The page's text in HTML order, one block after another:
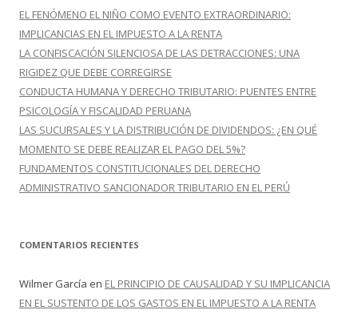
r
:
EL FENÓMENO EL NIÑO COMO EVENTO EXTRAORDINARIO:
IMPLICANCIAS EN EL IMPUESTO A LA RENTA
LA CONFISCACIÓN SILENCIOSA DE LAS DETRACCIONES: UNA
RIGIDEZ QUE DEBE CORREGIRSE
CONDUCTA HUMANA Y DERECHO TRIBUTARIO: PUENTES ENTRE
PSICOLOGÍA Y FISCALIDAD PERUANA
LAS SUCURSALES Y LA DISTRIBUCIÓN DE DIVIDENDOS: ¿EN QUÉ
MOMENTO SE DEBE REALIZAR EL PAGO DEL 5%?
FUNDAMENTOS CONSTITUCIONALES DEL DERECHO
ADMINISTRATIVO SANCIONADOR TRIBUTARIO EN EL PERÚ
COMENTARIOS RECIENTES
Wilmer García en EL PRINCIPIO DE CAUSALIDAD Y SU IMPLICANCIA
EN EL SUSTENTO DE LOS GASTOS EN EL IMPUESTO A LA RENTA